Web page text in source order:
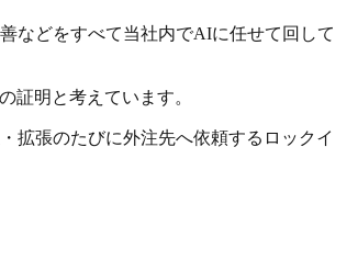
などをすべて当社内でAIに任せて回して
証明と考えています。
拡張のたびに外注先へ依頼するロックイ